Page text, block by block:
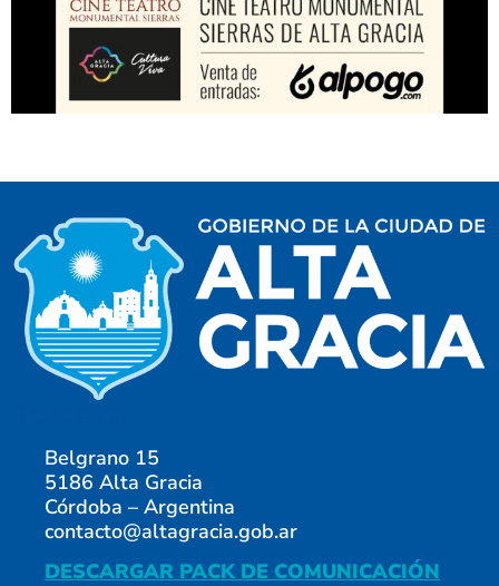
Belgrano 15
5186 Alta Gracia
Córdoba – Argentina
contacto@altagracia.gob.ar
DESCARGAR PACK DE COMUNICACIÓN